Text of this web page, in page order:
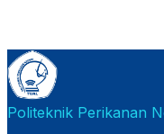
Politeknik Perikanan